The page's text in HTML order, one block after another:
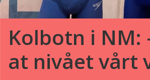
Kolbotn i NM:
at nivået vårt